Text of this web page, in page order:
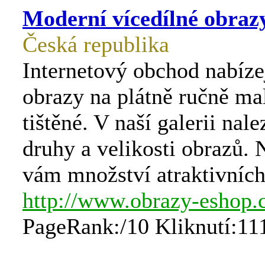
Moderní vícedílné
Česká republika
Internetový obchod
obrazy na plátně ručně
tištěné. V naší galerii
druhy a velikosti obrazů.
vám množství
http://www.obrazy-
PageRank:/10